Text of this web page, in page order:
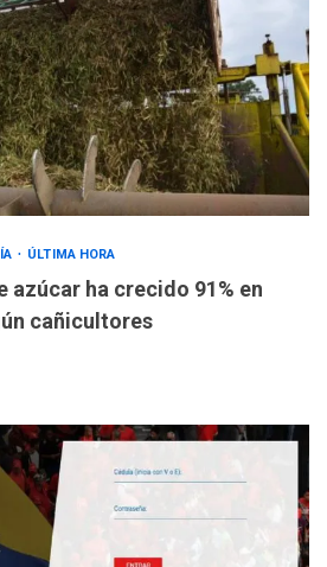
ÚLTIMA HORA
azúcar ha crecido 91% en
cañicultores